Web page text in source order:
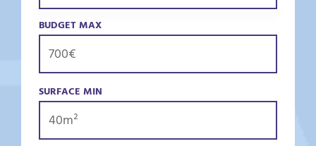
BUDGET MAX
SURFACE MIN